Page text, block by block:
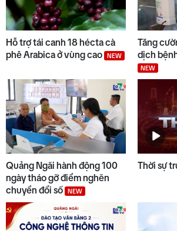
Thời sự tối 08/8
Đại biểu Đinh Thị
góp ý dự án Luật
đổi)
Hỗ trợ tái canh 18 hécta cà
phê Arabica ở vùng cao
NEW
Tăng
dịch
NEW
Quảng Ngãi hành động 100
ngày tháo gỡ điểm nghẽn
chuyển đổi số
NEW
Thời sự